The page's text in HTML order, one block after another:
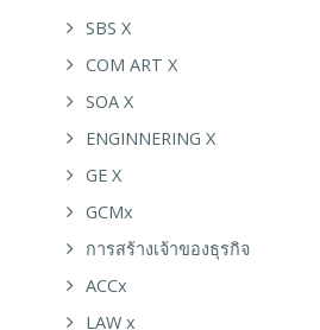
SBS X
COM ART X
SOA X
ENGINNERING X
GE X
GCMx
การสร้างเจ้าของธุรกิจ
ACCx
LAW x